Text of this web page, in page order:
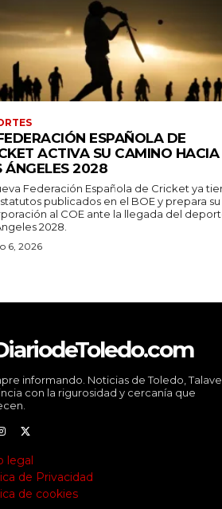
ESPAÑOLA DE
ACTIVA SU CAMINO HACIA
ÁNGELES 2028
Federación Española de Cricket ya
publicados en el BOE y prepara su
al COE ante la llegada del
2028.
6, 2026
informando. Noticias de Toledo,
con la rigurosidad y cercanía que
legal
de Privacidad
de cookies